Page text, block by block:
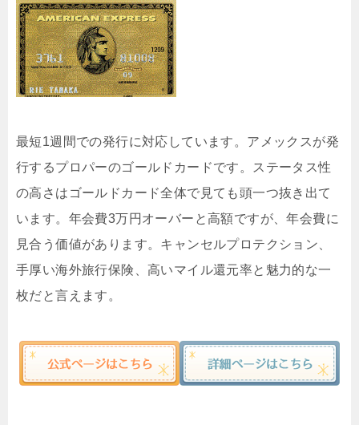
最短1週間での発行に対応しています。アメックスが発
行するプロパーのゴールドカードです。ステータス性
の高さはゴールドカード全体で見ても頭一つ抜き出て
います。年会費3万円オーバーと高額ですが、年会費に
見合う価値があります。キャンセルプロテクション、
手厚い海外旅行保険、高いマイル還元率と魅力的な一
枚だと言えます。